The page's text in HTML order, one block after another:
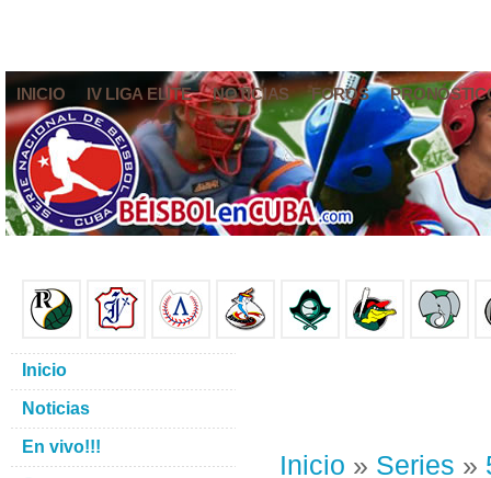
INICIO IV LIGA ELITE NOTICIAS FOROS
Inicio » Series »
Inicio
Noticias
En vivo!!!